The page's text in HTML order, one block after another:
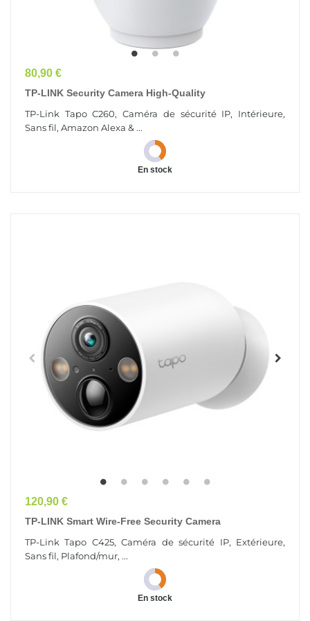
Prix
80,90 €
TP-LINK Security Camera High-Quality
TP-Link Tapo C260, Caméra de sécurité IP, Intérieure,
Sans fil, Amazon Alexa & ...
En stock
Prix
120,90 €
TP-LINK Smart Wire-Free Security Camera
TP-Link Tapo C425, Caméra de sécurité IP, Extérieure,
Sans fil, Plafond/mur, ...
En stock